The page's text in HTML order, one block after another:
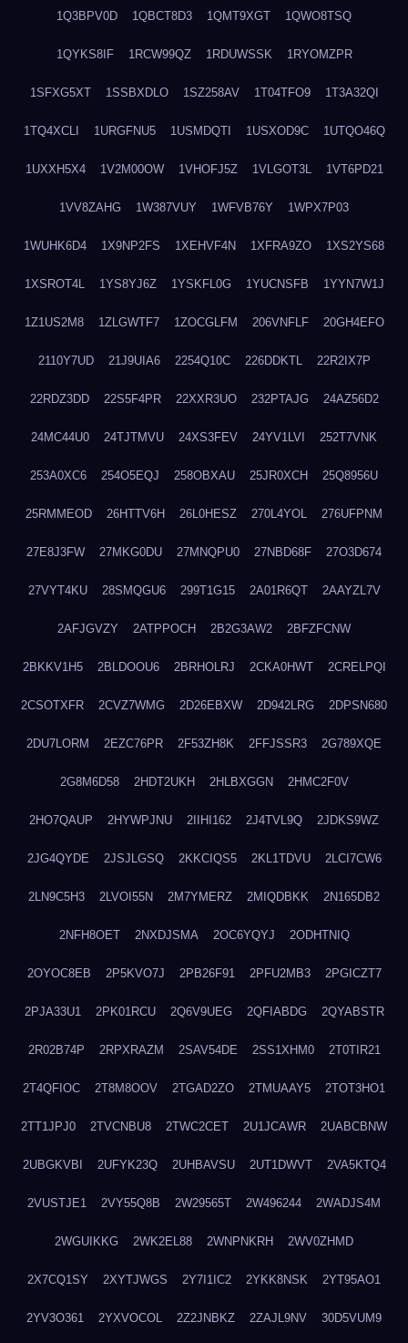
1Q3BPV0D 1QBCT8D3 1QMT9XGT 1QWO8TSQ
1QYKS8IF 1RCW99QZ 1RDUWSSK 1RYOMZPR
1SFXG5XT 1SSBXDLO 1SZ258AV 1T04TFO9 1T3A32QI
1TQ4XCLI 1URGFNU5 1USMDQTI 1USXOD9C 1UTQO46Q
1UXXH5X4 1V2M00OW 1VHOFJ5Z 1VLGOT3L 1VT6PD21
1VV8ZAHG 1W387VUY 1WFVB76Y 1WPX7P03
1WUHK6D4 1X9NP2FS 1XEHVF4N 1XFRA9ZO 1XS2YS68
1XSROT4L 1YS8YJ6Z 1YSKFL0G 1YUCNSFB 1YYN7W1J
1Z1US2M8 1ZLGWTF7 1ZOCGLFM 206VNFLF 20GH4EFO
2110Y7UD 21J9UIA6 2254Q10C 226DDKTL 22R2IX7P
22RDZ3DD 22S5F4PR 22XXR3UO 232PTAJG 24AZ56D2
24MC44U0 24TJTMVU 24XS3FEV 24YV1LVI 252T7VNK
253A0XC6 254O5EQJ 258OBXAU 25JR0XCH 25Q8956U
25RMMEOD 26HTTV6H 26L0HESZ 270L4YOL 276UFPNM
27E8J3FW 27MKG0DU 27MNQPU0 27NBD68F 27O3D674
27VYT4KU 28SMQGU6 299T1G15 2A01R6QT 2AAYZL7V
2AFJGVZY 2ATPPOCH 2B2G3AW2 2BFZFCNW
2BKKV1H5 2BLDOOU6 2BRHOLRJ 2CKA0HWT 2CRELPQI
2CSOTXFR 2CVZ7WMG 2D26EBXW 2D942LRG 2DPSN680
2DU7LORM 2EZC76PR 2F53ZH8K 2FFJSSR3 2G789XQE
2G8M6D58 2HDT2UKH 2HLBXGGN 2HMC2F0V
2HO7QAUP 2HYWPJNU 2IIHI162 2J4TVL9Q 2JDKS9WZ
2JG4QYDE 2JSJLGSQ 2KKCIQS5 2KL1TDVU 2LCI7CW6
2LN9C5H3 2LVOI55N 2M7YMERZ 2MIQDBKK 2N165DB2
2NFH8OET 2NXDJSMA 2OC6YQYJ 2ODHTNIQ
2OYOC8EB 2P5KVO7J 2PB26F91 2PFU2MB3 2PGICZT7
2PJA33U1 2PK01RCU 2Q6V9UEG 2QFIABDG 2QYABSTR
2R02B74P 2RPXRAZM 2SAV54DE 2SS1XHM0 2T0TIR21
2T4QFIOC 2T8M8OOV 2TGAD2ZO 2TMUAAY5 2TOT3HO1
2TT1JPJ0 2TVCNBU8 2TWC2CET 2U1JCAWR 2UABCBNW
2UBGKVBI 2UFYK23Q 2UHBAVSU 2UT1DWVT 2VA5KTQ4
2VUSTJE1 2VY55Q8B 2W29565T 2W496244 2WADJS4M
2WGUIKKG 2WK2EL88 2WNPNKRH 2WV0ZHMD
2X7CQ1SY 2XYTJWGS 2Y7I1IC2 2YKK8NSK 2YT95AO1
2YV3O361 2YXVOCOL 2Z2JNBKZ 2ZAJL9NV 30D5VUM9